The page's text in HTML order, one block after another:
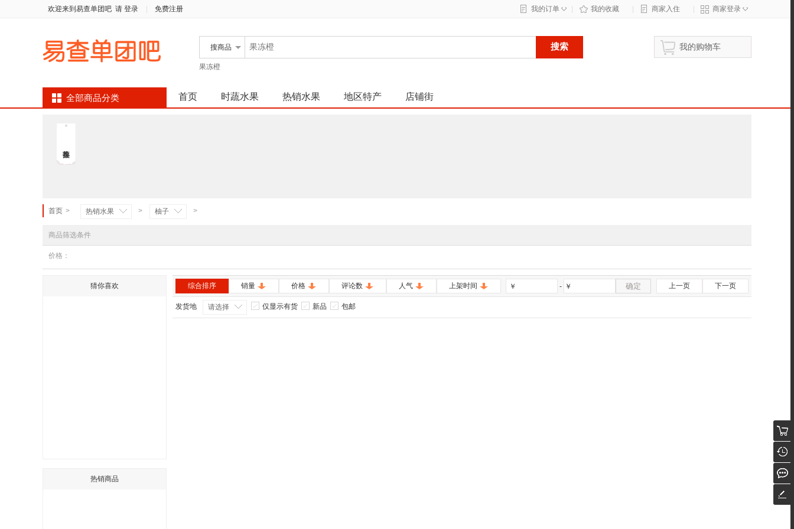
欢迎来到易查单团吧 请 登录 免费注册 我的订单 ◇ 我的收藏 商家入住 商家登录 ◇
搜商品 搜索
果冻橙
我的购物车
全部商品分类 首页 时蔬水果 热销水果 地区特产 店铺街
首页 > 热销水果 > 柚子 >
商品筛选条件
价格：
猜你喜欢
热销商品
综合排序 销量 价格 评论数 人气 上架时间 ￥ ￥
- 确定 上一页 下一页
发货地 请选择 仅显示有货 新品 包邮